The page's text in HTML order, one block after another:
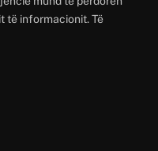
të informacionit. Të